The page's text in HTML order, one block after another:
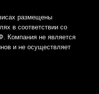
размещены
в соответствии со
Компания не является
и не осуществляет